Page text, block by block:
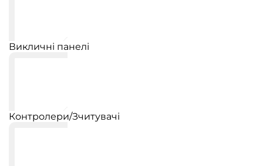
Викличні панелі
Контролери/Зчитувачі